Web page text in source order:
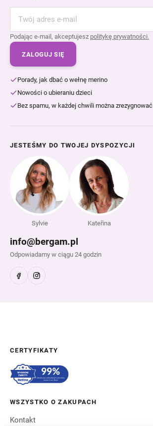
Podając e-mail, akceptujesz politykę prywatności.
ZALOGUJ SIĘ
Porady, jak dbać o wełnę merino
Nowości o ubieraniu dzieci
Bez spamu, w każdej chwili można zrezygnować
JESTEŚMY DO TWOJEJ DYSPOZYCJI
Sylvie Kateřina
info@bergam.pl
Odpowiadamy w ciągu 24 godzin
CERTYFIKATY
WSZYSTKO O ZAKUPACH
Kontakt